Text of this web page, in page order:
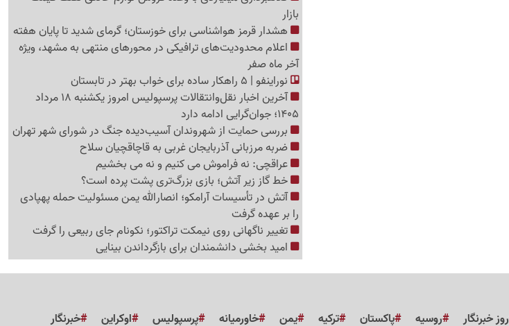
بازار
هشدار قرمز هواشناسی برای خوزستان؛ گرمای شدید تا پایان هفته
اعلام محدودیت‌های ترافیکی در محورهای منتهی به مشهد، ویژه
آخر ماه صفر
نوراینفو | 5 راهکار ساده برای خواب بهتر در تابستان
آخرین اخبار نقل‌وانتقالات پرسپولیس امروز یکشنبه 18 مرداد
1405؛ جوان‌گرایی ادامه دارد
بررسی حمایت از شهروندان آسیب‌دیده جنگ در شورای شهر تهران
ضربه مرزبانی آذربایجان غربی به قاچاقچیان سلاح
عراقچی: نه فراموش می کنیم و نه می بخشیم
خط گاز زیر آتش؛ بازی بزرگ‌تری پشت پرده است؟
آتش در تأسیسات آرامکو؛ انصارالله یمن مسئولیت حمله پهپادی
را بر عهده گرفت
تغییر ناگهانی روی نیمکت تراکتور؛ نکونام جای ربیعی را گرفت
امید بخشی دانشمندان برای بازگرداندن بینایی
روز خبرنگار روسیه پاکستان ترکیه یمن خاورمیانه پرسپولیس اوکراین خبرنگار